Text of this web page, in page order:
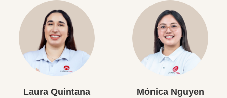
Laura Quintana Mónica Nguyen